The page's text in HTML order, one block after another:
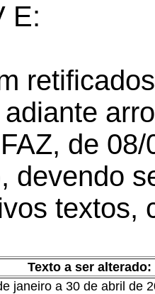
E:
de
devendo
textos,
Texto a ser alterado:
janeiro a 30 de abril de